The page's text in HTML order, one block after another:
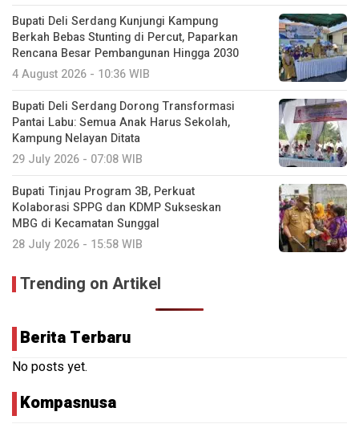
Bupati Deli Serdang Kunjungi Kampung
Berkah Bebas Stunting di Percut, Paparkan
Rencana Besar Pembangunan Hingga 2030
4 August 2026 - 10:36 WIB
Bupati Deli Serdang Dorong Transformasi
Pantai Labu: Semua Anak Harus Sekolah,
Kampung Nelayan Ditata
29 July 2026 - 07:08 WIB
Bupati Tinjau Program 3B, Perkuat
Kolaborasi SPPG dan KDMP Sukseskan
MBG di Kecamatan Sunggal
28 July 2026 - 15:58 WIB
Trending on Artikel
Berita Terbaru
No posts yet.
Kompasnusa